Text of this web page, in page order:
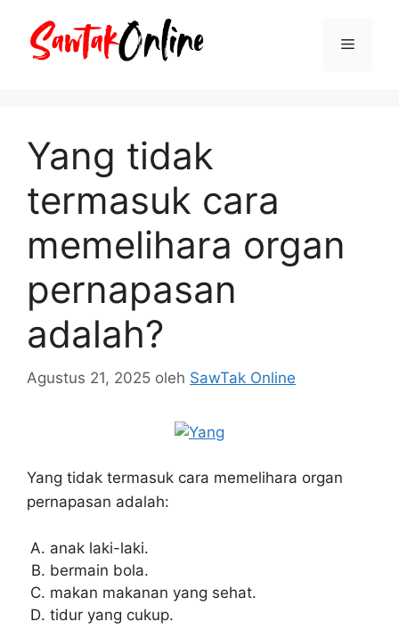
Menu
Yang tidak
termasuk cara
memelihara organ
pernapasan
adalah?
Agustus 21, 2025 oleh SawTak Online
Yang tidak termasuk cara memelihara organ
pernapasan adalah:
anak laki-laki.
bermain bola.
makan makanan yang sehat.
tidur yang cukup.